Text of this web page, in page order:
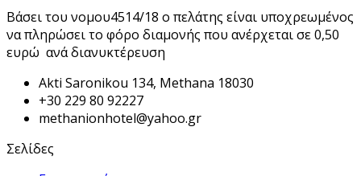
Βάσει του νομου4514/18 ο πελάτης είναι υποχρεωμένος
να πληρώσει το φόρο διαμονής που ανέρχεται σε 0,50
ευρώ ανά διανυκτέρευση
Akti Saronikou 134, Methana 18030
+30 229 80 92227
methanionhotel@yahoo.gr
Σελίδες